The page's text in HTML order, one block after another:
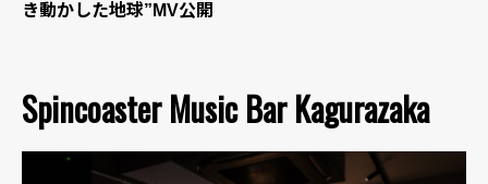
き動かした地球”MV公開
Spincoaster Music Bar Kagurazaka